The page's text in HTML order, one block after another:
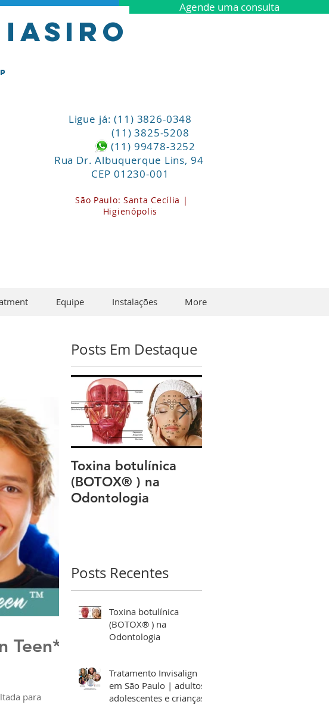
Agende uma consulta
Ligue já: (11) 3826-0348
(11) 3825-5208
(11) 99478-3252
Rua Dr. Albuquerque Lins, 94
CEP 01230-001
São Paulo: Santa Cecília |
Higienópolis
Equipe Instalações More
Posts Em Destaque
|
para
Toxina botulínica
(BOTOX® ) na
Odontologia
Posts Recentes
Toxina botulínica
(BOTOX® ) na
Odontologia
Tratamento Invisalign
em São Paulo | adultos,
adolescentes e crianças